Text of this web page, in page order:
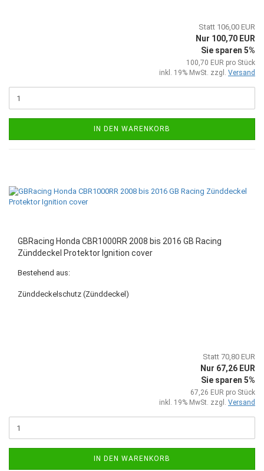
Statt 106,00 EUR
Nur 100,70 EUR
Sie sparen 5%
100,70 EUR pro Stück
inkl. 19% MwSt. zzgl. Versand
IN DEN WARENKORB
GBRacing Honda CBR1000RR 2008 bis 2016 GB Racing
Zünddeckel Protektor Ignition cover
Bestehend aus:
Zünddeckelschutz (Zünddeckel)
Statt 70,80 EUR
Nur 67,26 EUR
Sie sparen 5%
67,26 EUR pro Stück
inkl. 19% MwSt. zzgl. Versand
IN DEN WARENKORB